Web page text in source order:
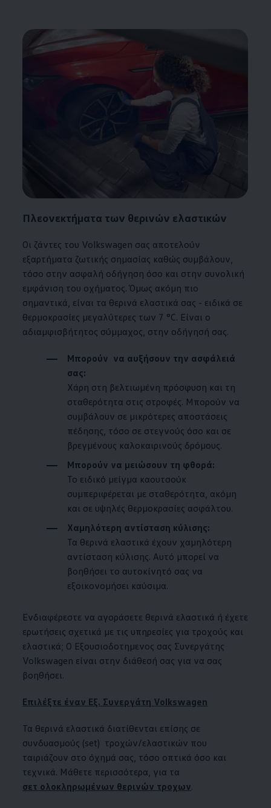
Πλεονεκτήματα των θερινών ελαστικών
Οι ζάντες του Volkswagen σας αποτελούν
εξαρτήματα ζωτικής σημασίας καθώς συμβάλουν,
τόσο στην ασφαλή οδήγηση όσο και στην συνολική
εμφάνιση του οχήματος. Όμως ακόμη πιο
σημαντικά, είναι τα θερινά ελαστικά σας - ειδικά σε
θερμοκρασίες μεγαλύτερες των 7 °C. Είναι ο
αδιαμφισβήτητος σύμμαχος, στην οδήγησή σας.
Μπορούν να αυξήσουν την ασφάλειά
σας:
Χάρη στη βελτιωμένη πρόσφυση και τη
σταθερότητα στις στροφές. Μπορούν να
συμβάλουν σε μικρότερες αποστάσεις
πέδησης, τόσο σε στεγνούς όσο και σε
βρεγμένους καλοκαιρινούς δρόμους.
Μπορούν να μειώσουν τη φθορά:
Το ειδικό μείγμα καουτσούκ
συμπεριφέρεται με σταθερότητα, ακόμη
και σε υψηλές θερμοκρασίες ασφάλτου.
Χαμηλότερη αντίσταση κύλισης:
Τα θερινά ελαστικά έχουν χαμηλότερη
αντίσταση κύλισης. Αυτό μπορεί να
βοηθήσει το αυτοκίνητό σας να
εξοικονομήσει καύσιμα.
Ενδιαφέρεστε να αγοράσετε θερινά ελαστικά ή έχετε
ερωτήσεις σχετικά με τις υπηρεσίες για τροχούς και
ελαστικά; Ο Εξουσιοδοτημενος σας Συνεργάτης
Volkswagen είναι στην διάθεσή σας για να σας
βοηθήσει.
Επιλέξτε έναν Εξ. Συνεργάτη Volkswagen
Τα θερινά ελαστικά διατίθενται επίσης σε
συνδυασμούς (set) τροχών/ελαστικών που
ταιριάζουν στο όχημά σας, τόσο οπτικά όσο και
τεχνικά. Μάθετε περισσότερα, για τα
σετ ολοκληρωμένων θερινών τροχων.